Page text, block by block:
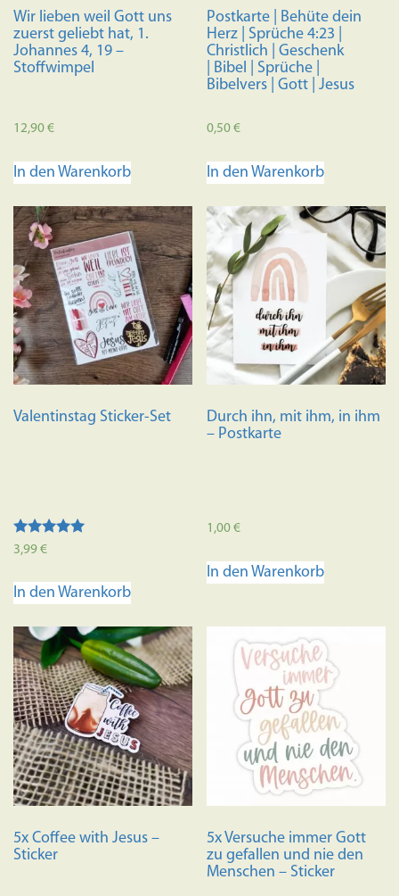
Wir lieben weil Gott uns
zuerst geliebt hat, 1.
Johannes 4, 19 –
Stoffwimpel
12,90€
In den Warenkorb
Postkarte | Behüte dein
Herz | Sprüche 4:23 |
Christlich | Geschenk
| Bibel | Sprüche |
Bibelvers | Gott | Jesus
0,50€
In den Warenkorb
Valentinstag Sticker-Set
Bewertet mit
5.00
3,99€
In den Warenkorb
Durch ihn, mit ihm, in ihm
– Postkarte
1,00€
In den Warenkorb
5x Coffee with Jesus –
Sticker
5x Versuche immer Gott
zu gefallen und nie den
Menschen – Sticker